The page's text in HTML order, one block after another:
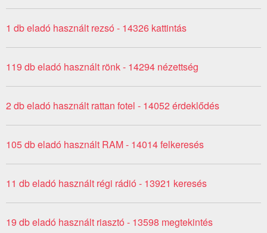
1 db eladó használt rezsó - 14326 kattintás
119 db eladó használt rönk - 14294 nézettség
2 db eladó használt rattan fotel - 14052 érdeklődés
105 db eladó használt RAM - 14014 felkeresés
11 db eladó használt régi rádió - 13921 keresés
19 db eladó használt riasztó - 13598 megtekintés